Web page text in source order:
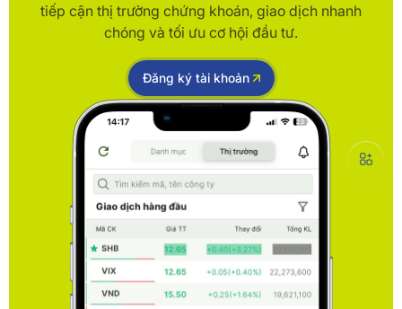
tiếp cận thị trường chứng khoán, giao dịch nhanh
chóng và tối ưu cơ hội đầu tư.
Đăng ký tài khoản